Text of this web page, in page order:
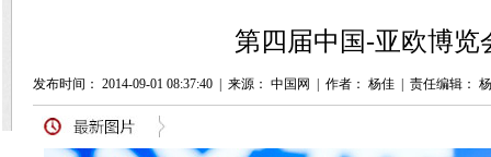
第四届中国-亚欧博
发布时间： 2014-09-01 08:37:40 来源： 中国网 作者： 杨佳 责任编辑：